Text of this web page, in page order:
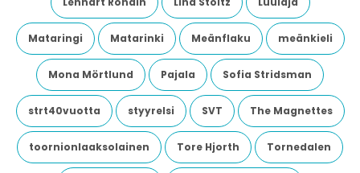
Mataringi Matarinki Meänflaku meänkieli
Mona Mörtlund Pajala Sofia Stridsman
strt40vuotta styyrelsi SVT The Magnettes
toornionlaaksolainen Tore Hjorth Tornedalen